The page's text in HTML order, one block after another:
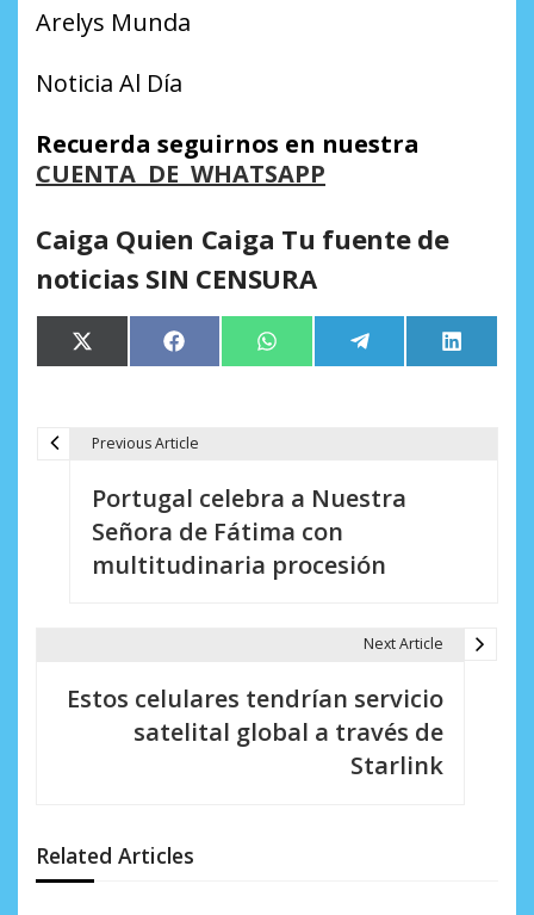
Arelys Munda
Noticia Al Día
Recuerda seguirnos en nuestra
CUENTA DE WHATSAPP
Caiga Quien Caiga Tu fuente de
noticias SIN CENSURA
Compartir
en
X
(Twitter)
Compartir
en
Facebook Compartir
en
WhatsApp Compartir
en
Telegram
en
LinkedIn
n
d
Previous Article
Portugal celebra a Nuestra
Señora de Fátima con
multitudinaria procesión
Next Article
Estos celulares tendrían servicio
satelital global a través de
Starlink
Related Articles